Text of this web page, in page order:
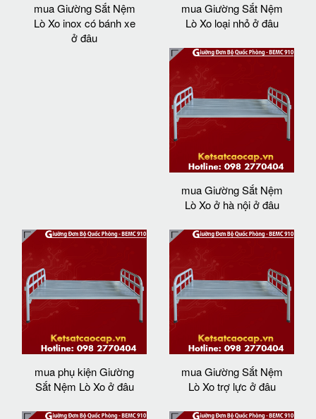
mua Giường Sắt Nệm
Lò Xo inox có bánh xe
ở đâu
mua Giường Sắt Nệm
Lò Xo loại nhỏ ở đâu
mua Giường Sắt Nệm
Lò Xo ở hà nội ở đâu
mua phụ kiện Giường
Sắt Nệm Lò Xo ở đâu
mua Giường Sắt Nệm
Lò Xo trợ lực ở đâu